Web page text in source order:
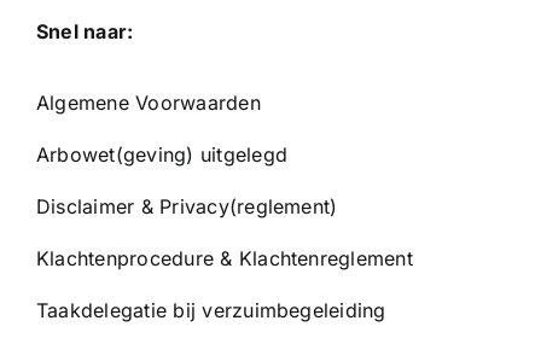
Snel naar:
Algemene Voorwaarden
Arbowet(geving) uitgelegd
Disclaimer & Privacy(reglement)
Klachtenprocedure & Klachtenreglement
Taakdelegatie bij verzuimbegeleiding